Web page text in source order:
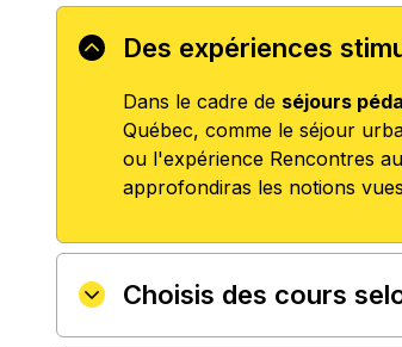
Des expériences
Dans le cadre de séjours
Québec, comme le séjour
ou l'expérience Rencontres
approfondiras les notions
Choisis des cours